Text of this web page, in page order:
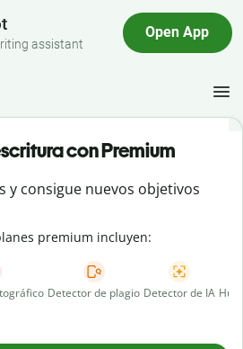
assistant
Open App
con Premium
y consigue nuevos objetivos
premium incluyen:
Detector de plagio Detector de IA